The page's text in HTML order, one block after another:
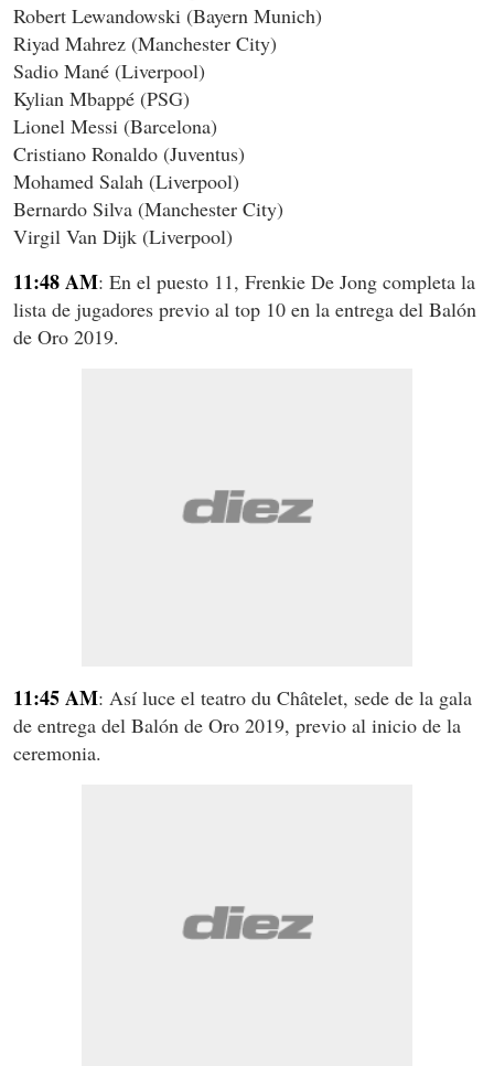
Robert Lewandowski (Bayern Munich)
Riyad Mahrez (Manchester City)
Sadio Mané (Liverpool)
Kylian Mbappé (PSG)
Lionel Messi (Barcelona)
Cristiano Ronaldo (Juventus)
Mohamed Salah (Liverpool)
Bernardo Silva (Manchester City)
Virgil Van Dijk (Liverpool)
11:48 AM: En el puesto 11, Frenkie De Jong completa la
lista de jugadores previo al top 10 en la entrega del Balón
de Oro 2019.
11:45 AM: Así luce el teatro du Châtelet, sede de la gala
de entrega del Balón de Oro 2019, previo al inicio de la
ceremonia.